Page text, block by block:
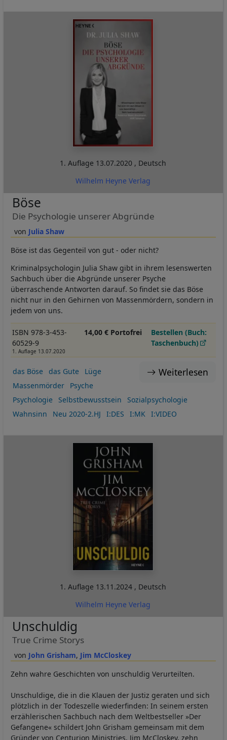
1. Auflage 13.07.2020 , Deutsch
Wilhelm Heyne Verlag
Julia Shaw
Böse
Die Psychologie unserer Abgründe
Böse ist das Gegenteil von gut - oder nicht?
Kriminalpsychologin Julia Shaw gibt in ihrem lesenswerten
Sachbuch über die Abgründe unserer Psyche
überraschende Antworten darauf. So findet sie das Böse
nicht nur in den Gehirnen von Massenmördern, sondern in
jedem von uns.
ISBN 978-3-453-
60529-9
1. Auflage 13.07.2020
14,00 € Portofrei
Bestellen (Buch:
Taschenbuch)
Weiterlesen
das Böse das Gute
Lüge
Massenmörder
Psyche
Psychologie
Selbstbewusstsein
Sozialpsychologie
Wahnsinn
Neu 2020-2.HJ I:DES I:MK I:VIDEO
1. Auflage 13.11.2024 , Deutsch
Wilhelm Heyne Verlag
John Grisham Jim McCloskey
Unschuldig
True Crime Storys
Zehn wahre Geschichten von unschuldig Verurteilten.
Unschuldige, die in die Klauen der Justiz geraten und sich
plötzlich in der Todeszelle wiederfinden: In seinem ersten
erzählerischen Sachbuch nach dem Weltbestseller »Der
Gefangene« schildert John Grisham gemeinsam mit dem
Gründer von Centurion Ministries, Jim McCloskey, zehn